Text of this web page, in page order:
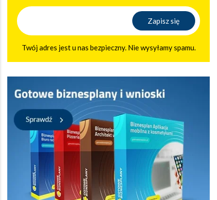
Twój adres jest u nas bezpieczny. Nie wysyłamy spamu.